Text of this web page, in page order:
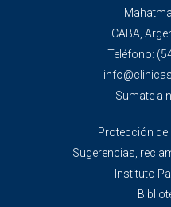
CABA,
Teléfono:
Sumate a
Protección
Sugerencias,
Instituto